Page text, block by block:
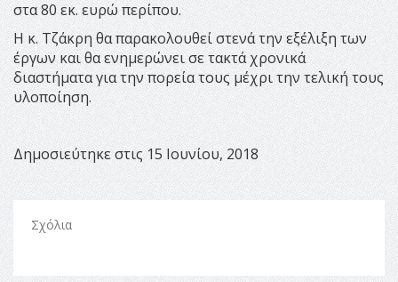
στα 80 εκ. ευρώ περίπου.
Η κ. Τζάκρη θα παρακολουθεί στενά την εξέλιξη των
έργων και θα ενημερώνει σε τακτά χρονικά
διαστήματα για την πορεία τους μέχρι την τελική τους
υλοποίηση.
Δημοσιεύτηκε στις 15 Ιουνίου, 2018
Σχόλια